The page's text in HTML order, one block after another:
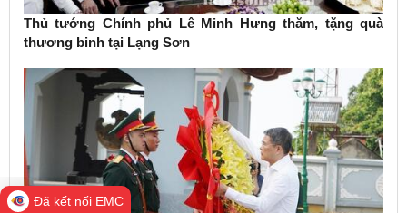
Thủ tướng Chính phủ Lê Minh Hưng thăm, tặng quà
thương binh tại Lạng Sơn
Đã kết nối EMC